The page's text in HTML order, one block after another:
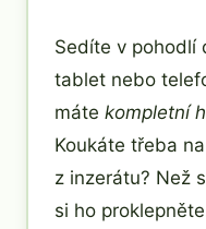
Sedíte v pohodlí
tablet nebo
máte kompletní
Koukáte třeba
z inzerátu? Než
si ho